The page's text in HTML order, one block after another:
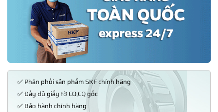
✅ Phân phối sản phẩm SKF chính hãng
✅ Đầy đủ giấy tờ CO,CQ gốc
✅ Bảo hành chính hãng